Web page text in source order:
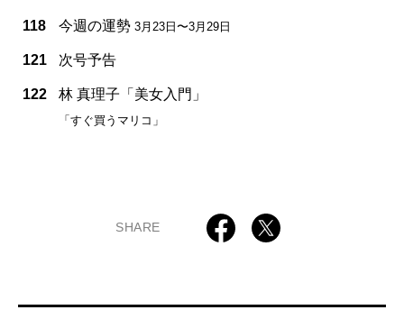
118 今週の運勢 3月23日〜3月29日
121 次号予告
122 林 真理子「美女入門」
「すぐ買うマリコ」
SHARE